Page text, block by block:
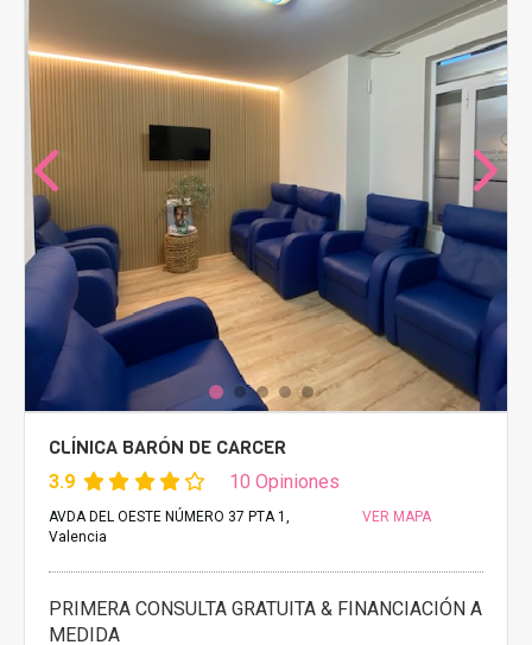
CLÍNICA BARÓN DE CARCER
3.9 10 Opiniones
AVDA DEL OESTE NÚMERO 37 PTA 1,
Valencia
VER MAPA
PRIMERA CONSULTA GRATUITA & FINANCIACIÓN A
MEDIDA